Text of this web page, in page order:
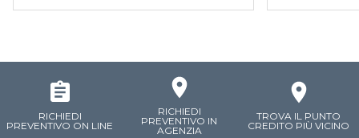
RICHIEDI
PREVENTIVO ON LINE
RICHIEDI
PREVENTIVO IN
AGENZIA
TROVA IL PUNTO
CREDITO PIÙ VICINO